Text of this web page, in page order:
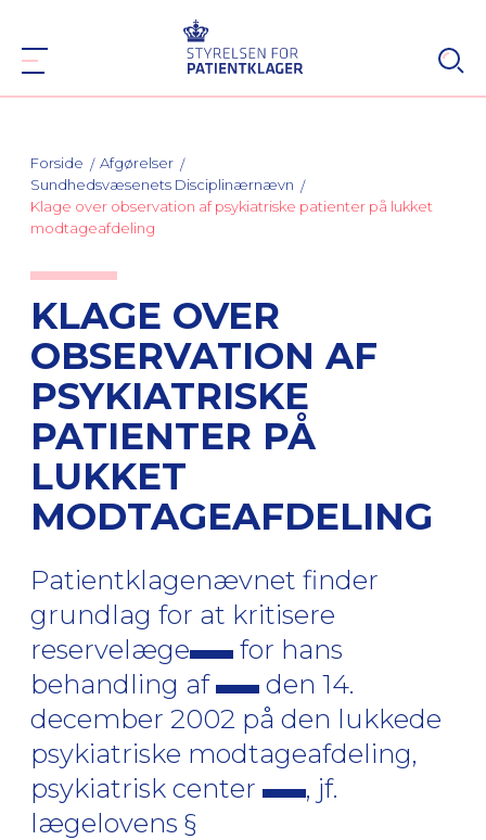
Forside
Afgørelser
Sundhedsvæsenets Disciplinærnævn
Klage over observation af psykiatriske patienter på lukket
modtageafdeling
KLAGE OVER
OBSERVATION AF
PSYKIATRISKE
PATIENTER PÅ
LUKKET
MODTAGEAFDELING
Patientklagenævnet finder
grundlag for at kritisere
reservelæge
for hans
behandling af
den 14.
december 2002 på den lukkede
psykiatriske modtageafdeling,
psykiatrisk center
, jf.
lægelovens §